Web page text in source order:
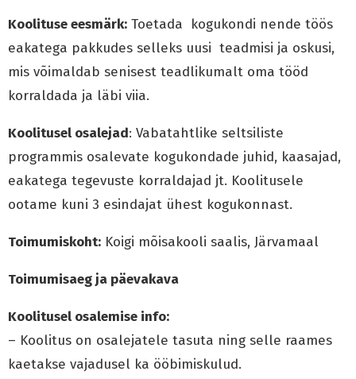
Koolituse eesmärk: Toetada kogukondi nende töös
eakatega pakkudes selleks uusi teadmisi ja oskusi,
mis võimaldab senisest teadlikumalt oma tööd
korraldada ja läbi viia.
Koolitusel osalejad: Vabatahtlike seltsiliste
programmis osalevate kogukondade juhid, kaasajad,
eakatega tegevuste korraldajad jt. Koolitusele
ootame kuni 3 esindajat ühest kogukonnast.
Toimumiskoht: Koigi mõisakooli saalis, Järvamaal
Toimumisaeg ja päevakava
Koolitusel osalemise info:
– Koolitus on osalejatele tasuta ning selle raames
kaetakse vajadusel ka ööbimiskulud.